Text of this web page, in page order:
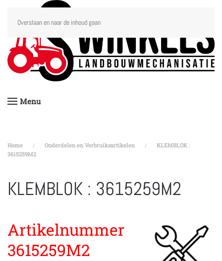
Overslaan en naar de inhoud gaan
Menu
Home Onderdelen en Verbruiksartikelen
KLEMBLOK :
3615259M2
KLEMBLOK : 3615259M2
Artikelnummer
3615259M2